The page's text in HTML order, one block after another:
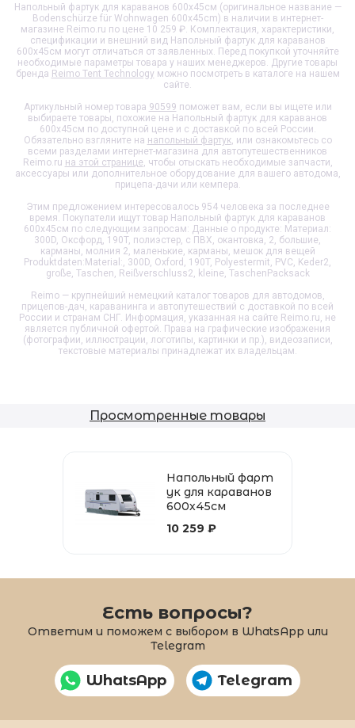
Напольный фартук для караванов 600х45см (оригинальное название —
Bodenschürze für Wohnwagen 600x45cm) в наличии в интернет-
магазине Reimo.ru по цене 10 259 ₽. Комплектация, характеристики,
спецификации и внешний вид Напольный фартук для караванов
600х45см могут отличаться от заявленных. Перед покупкой уточняйте
необходимые параметры товара у наших менеджеров. Другие товары
бренда Reimo Tent Technology можно посмотреть в каталоге на нашем
сайте.
Артикульный номер товара 90599 поможет вам, если вы ищете или
выбираете товары, похожие на Напольный фартук для караванов
600х45см по доступной цене и с доставкой по всей России.
Обязательно взгляните на напольный фартук, или ознакомьтесь со
всеми разделами интернет-магазина для автопутешественников
Reimo.ru на этой странице , чтобы отыскать необходимые запчасти,
аксессуары или дополнительное оборудование для вашего автодома,
прицепа-дачи или кемпера.
Этим предложением интересовалось 954 человека за последнее
время. Покупатели ищут товар Напольный фартук для караванов
600х45см по следующим запросам: Данные о продукте: Материал:
300D, Оксфорд, 190T, полиэстер, с ПВХ, окантовка, 2, большие,
карманы, молния 2, маленькие, карманы, мешок для вещей
Produktdaten:Material:, 300D, Oxford, 190T, Polyestermit, PVC, Keder2,
große, Taschen, Reißverschluss2, kleine, TaschenPacksack
Reimo — крупнейший немецкий каталог товаров для автодомов,
прицепов-дач, караванинга и автопутешествий с доставкой по всей
России и странам СНГ. Информация, указанная на сайте Reimo.ru, не
является публичной офертой. Права на графические изображения
(фотографии, иллюстрации, логотипы, картинки и пр.), видеозаписи,
текстовые материалы принадлежат их владельцам.
Просмотренные товары
Напольный фарт
ук для караванов
600х45см
10 259 ₽
Есть вопросы?
Ответим и поможем с выбором в WhatsApp или
Telegram
WhatsApp Telegram